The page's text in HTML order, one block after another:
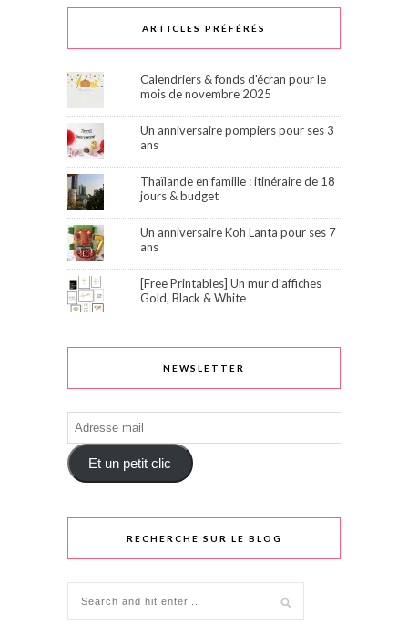
ARTICLES PRÉFÉRÉS
Calendriers & fonds d'écran pour le
mois de novembre 2025
Un anniversaire pompiers pour ses 3
ans
Thaïlande en famille : itinéraire de 18
jours & budget
Un anniversaire Koh Lanta pour ses 7
ans
[Free Printables] Un mur d'affiches
Gold, Black & White
NEWSLETTER
Adresse
mail
Et un petit clic
RECHERCHE SUR LE BLOG